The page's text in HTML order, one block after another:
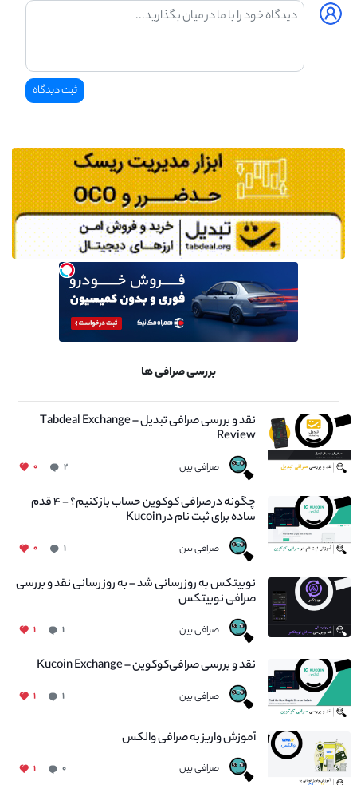
بررسی صرافی ها
نقد و بررسی صرافی تبدیل – Tabdeal Exchange
Review
صرافی بین ۲ ۰
چگونه در صرافی کوکوین حساب باز کنیم؟ - ۴ قدم
ساده برای ثبت نام در Kucoin
صرافی بین ۱ ۰
نوبیتکس به روزرسانی شد – به روز رسانی نقد و بررسی
صرافی نوبیتکس
صرافی بین ۱ ۱
نقد و بررسی صرافی‌کوکوین – Kucoin Exchange
صرافی بین ۱ ۱
آموزش واریز به صرافی والکس
صرافی بین ۰ ۱